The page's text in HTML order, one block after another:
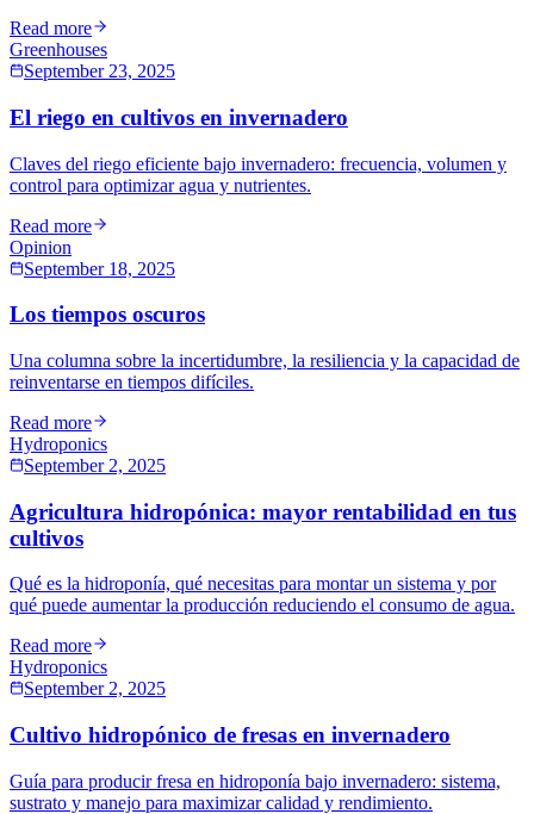
Read more
Greenhouses
September 23, 2025
El riego en cultivos en invernadero
Claves del riego eficiente bajo invernadero: frecuencia, volumen y
control para optimizar agua y nutrientes.
Read more
Opinion
September 18, 2025
Los tiempos oscuros
Una columna sobre la incertidumbre, la resiliencia y la capacidad de
reinventarse en tiempos difíciles.
Read more
Hydroponics
September 2, 2025
Agricultura hidropónica: mayor rentabilidad en tus
cultivos
Qué es la hidroponía, qué necesitas para montar un sistema y por
qué puede aumentar la producción reduciendo el consumo de agua.
Read more
Hydroponics
September 2, 2025
Cultivo hidropónico de fresas en invernadero
Guía para producir fresa en hidroponía bajo invernadero: sistema,
sustrato y manejo para maximizar calidad y rendimiento.